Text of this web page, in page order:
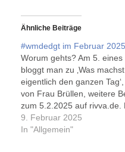
Ähnliche Beiträge
#wmdedgt im Februar 2025
Worum gehts? Am 5. eines
bloggt man zu ‚Was
eigentlich den ganzen
von Frau Brüllen, weitere
zum 5.2.2025 auf rivva.de.
ist momentan sehr
man sich hier die aktuelle
9. Februar 2025
In "Allgemein"